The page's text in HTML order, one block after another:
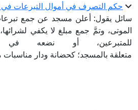
حكم التصرف في أموال التبرعات في
سائل يقول: أعلن مسجد عن جمع
الموتى، وتمَّ جمع مبلغ لا يكفي
للمتبرعين، أو نضعه
متعلقة بالمسجد؛ كحضانة ودار مناسبات